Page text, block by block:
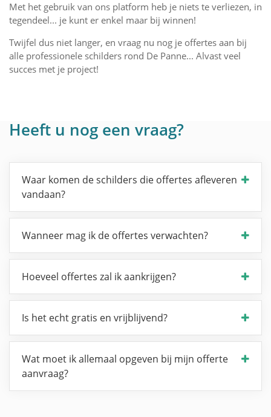
Met het gebruik van ons platform heb je niets te verliezen, in
tegendeel... je kunt er enkel maar bij winnen!
Twijfel dus niet langer, en vraag nu nog je offertes aan bij
alle professionele schilders rond De Panne... Alvast veel
succes met je project!
Heeft u nog een vraag?
Waar komen de schilders die offertes afleveren
vandaan?
Wanneer mag ik de offertes verwachten?
Hoeveel offertes zal ik aankrijgen?
Is het echt gratis en vrijblijvend?
Wat moet ik allemaal opgeven bij mijn offerte
aanvraag?